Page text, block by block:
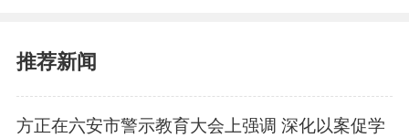
推荐新闻
方正在六安市警示教育大会上强调 深化以案促学